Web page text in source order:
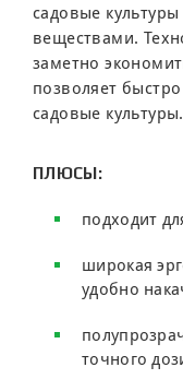
садовые
веществами.
заметно
позволяет
садовые культуры.
ПЛЮСЫ:
подходит
широкая
удобно
точного